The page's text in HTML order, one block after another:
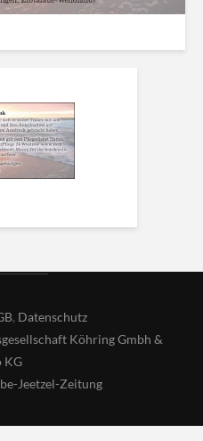
, Datenschutz
Köhring Gmbh &
KG
Jeetzel-Zeitung